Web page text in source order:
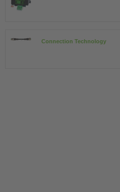
Connection Technology